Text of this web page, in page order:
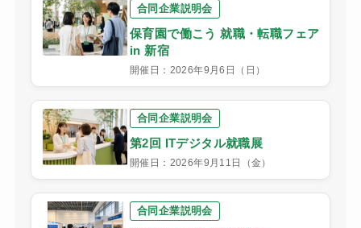
合同企業説明会
保育園で働こう 就職・転職フェア
in 新宿
開催日：2026年9月6日（日）
合同企業説明会
第2回 ITデジタル就職展
開催日：2026年9月11日（金）
合同企業説明会